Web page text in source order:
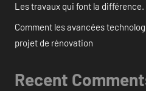
Les travaux qui font la différence.
Comment les avancées
projet de rénovation
Recent